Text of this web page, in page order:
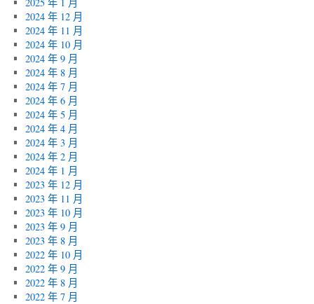
2024 年 12 月
2024 年 11 月
2024 年 10 月
2024 年 9 月
2024 年 8 月
2024 年 7 月
2024 年 6 月
2024 年 5 月
2024 年 4 月
2024 年 3 月
2024 年 2 月
2024 年 1 月
2023 年 12 月
2023 年 11 月
2023 年 10 月
2023 年 9 月
2023 年 8 月
2022 年 10 月
2022 年 9 月
2022 年 8 月
2022 年 7 月